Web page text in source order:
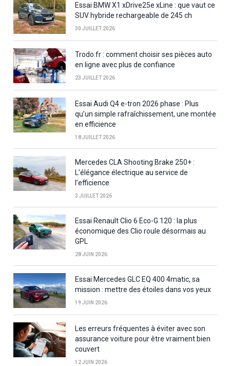
Essai BMW X1 xDrive25e xLine : que vaut ce
SUV hybride rechargeable de 245 ch
30 JUILLET 2026
Trodo.fr : comment choisir ses pièces auto
en ligne avec plus de confiance
23 JUILLET 2026
Essai Audi Q4 e-tron 2026 phase : Plus
qu’un simple rafraîchissement, une montée
en efficience
18 JUILLET 2026
Mercedes CLA Shooting Brake 250+ :
L’élégance électrique au service de
l’efficience
3 JUILLET 2026
Essai Renault Clio 6 Eco-G 120 : la plus
économique des Clio roule désormais au
GPL
28 JUIN 2026
Essai Mercedes GLC EQ 400 4matic, sa
mission : mettre des étoiles dans vos yeux
19 JUIN 2026
Les erreurs fréquentes à éviter avec son
assurance voiture pour être vraiment bien
couvert
12 JUIN 2026